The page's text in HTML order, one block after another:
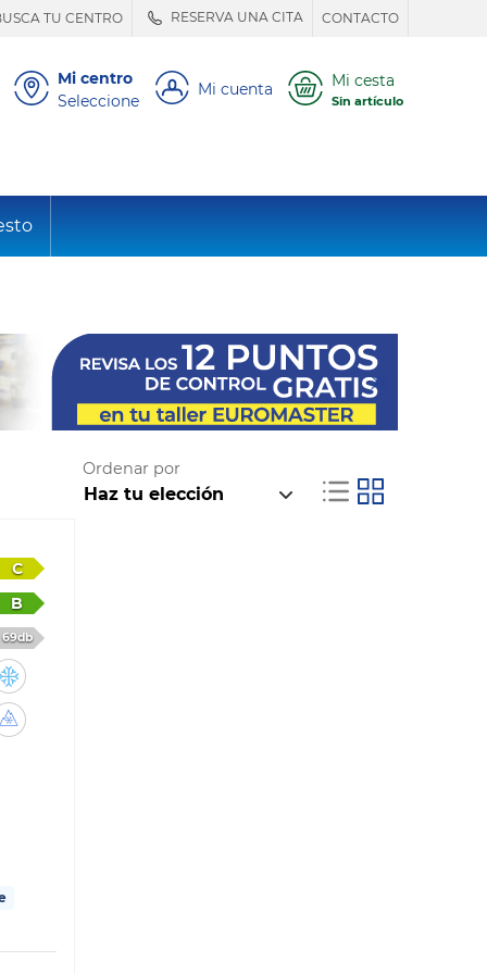
TU CENTRO RESERVA UNA CITA CONTACTO
Mi centro
Seleccione
Mi cuenta Mi cesta
Sin artículo
Ordenar por
C
B
69db